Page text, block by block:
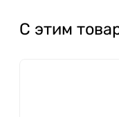
С этим